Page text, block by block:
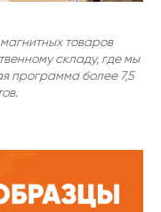
товаров
складу, где мы
программа более 7,5